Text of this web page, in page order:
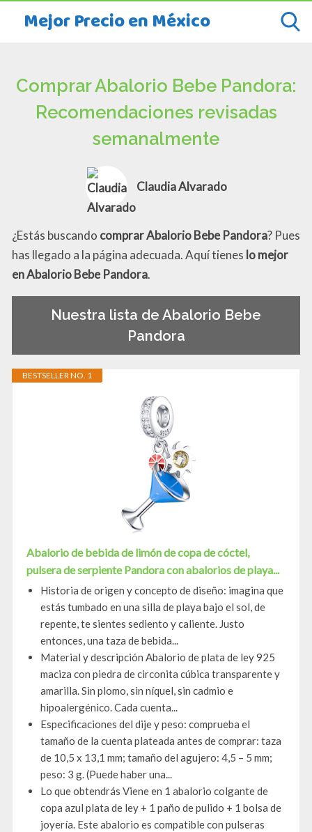
Mejor Precio en México
Comprar Abalorio Bebe Pandora:
Recomendaciones revisadas
semanalmente
Claudia Alvarado
¿Estás buscando comprar Abalorio Bebe Pandora? Pues
has llegado a la página adecuada. Aquí tienes lo mejor
en Abalorio Bebe Pandora.
Nuestra lista de Abalorio Bebe
Pandora
BESTSELLER NO. 1
Abalorio de bebida de limón de copa de cóctel,
pulsera de serpiente Pandora con abalorios de playa...
Historia de origen y concepto de diseño: imagina que
estás tumbado en una silla de playa bajo el sol, de
repente, te sientes sediento y caliente. Justo
entonces, una taza de bebida...
Material y descripción Abalorio de plata de ley 925
maciza con piedra de circonita cúbica transparente y
amarilla. Sin plomo, sin níquel, sin cadmio e
hipoalergénico. Cada cuenta...
Especificaciones del dije y peso: comprueba el
tamaño de la cuenta plateada antes de comprar: taza
de 10,5 x 13,1 mm; tamaño del agujero: 4,5 – 5 mm;
peso: 3 g. (Puede haber una...
Lo que obtendrás Viene en 1 abalorio colgante de
copa azul plata de ley + 1 paño de pulido + 1 bolsa de
joyería. Este abalorio es compatible con pulseras